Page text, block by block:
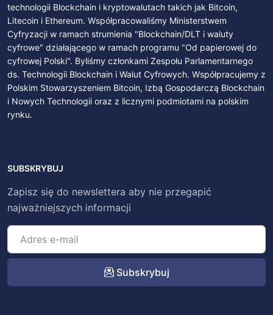
technologii Blockchain i kryptowalutach takich jak Bitcoin,
Litecoin i Ethereum. Współpracowaliśmy Ministerstwem
Cyfryzacji w ramach strumienia "Blockchain/DLT i waluty
cyfrowe" działającego w ramach programu "Od papierowej do
cyfrowej Polski". Byliśmy członkami Zespołu Parlamentarnego
ds. Technologii Blockchain i Walut Cyfrowych. Współpracujemy z
Polskim Stowarzyszeniem Bitcoin, Izbą Gospodarczą Blockchain
i Nowych Technologii oraz z licznymi podmiotami na polskim
rynku.
SUBSKRYBUJ
Zapisz się do newslettera aby nie przegapić
najważniejszych informacji
Subskrybuj